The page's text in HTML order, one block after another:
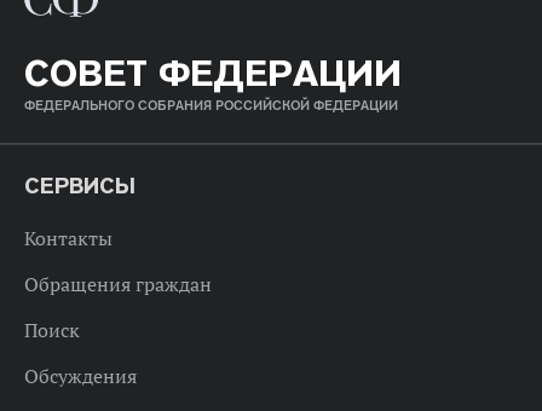
СОВЕТ ФЕДЕРАЦИИ
ФЕДЕРАЛЬНОГО СОБРАНИЯ РОССИЙСКОЙ ФЕДЕРАЦИИ
СЕРВИСЫ
Контакты
Обращения граждан
Поиск
Обсуждения